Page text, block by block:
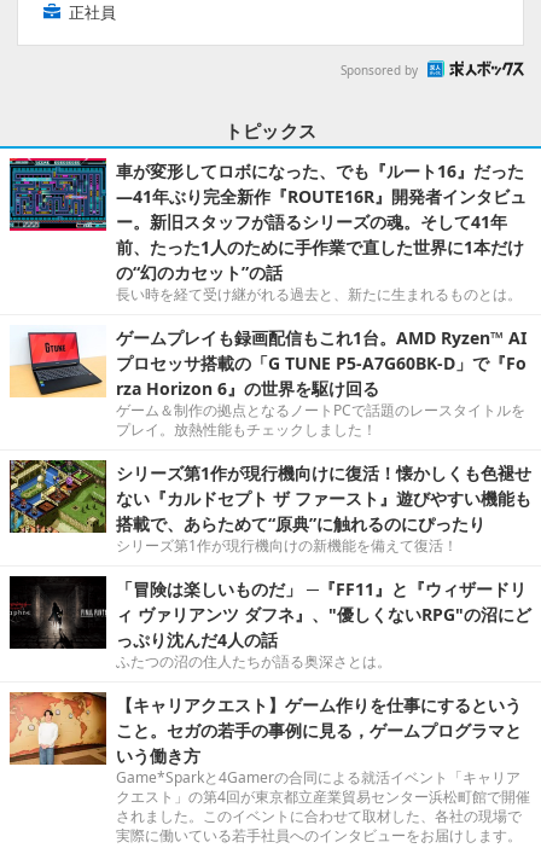
正社員
Sponsored by
トピックス
車が変形してロボになった、でも『ルート16』だった
―41年ぶり完全新作『ROUTE16R』開発者インタビュ
ー。新旧スタッフが語るシリーズの魂。そして41年
前、たった1人のために手作業で直した世界に1本だけ
の“幻のカセット”の話
長い時を経て受け継がれる過去と、新たに生まれるものとは。
ゲームプレイも録画配信もこれ1台。AMD Ryzen™ AI
プロセッサ搭載の「G TUNE P5-A7G60BK-D」で『Fo
rza Horizon 6』の世界を駆け回る
ゲーム＆制作の拠点となるノートPCで話題のレースタイトルを
プレイ。放熱性能もチェックしました！
シリーズ第1作が現行機向けに復活！懐かしくも色褪せ
ない『カルドセプト ザ ファースト』遊びやすい機能も
搭載で、あらためて“原典”に触れるのにぴったり
シリーズ第1作が現行機向けの新機能を備えて復活！
「冒険は楽しいものだ」 ─『FF11』と『ウィザードリ
ィ ヴァリアンツ ダフネ』、"優しくないRPG"の沼にど
っぷり沈んだ4人の話
ふたつの沼の住人たちが語る奥深さとは。
【キャリアクエスト】ゲーム作りを仕事にするという
こと。セガの若手の事例に見る，ゲームプログラマと
いう働き方
Game*Sparkと4Gamerの合同による就活イベント「キャリア
クエスト」の第4回が東京都立産業貿易センター浜松町館で開催
されました。このイベントに合わせて取材した、各社の現場で
実際に働いている若手社員へのインタビューをお届けします。